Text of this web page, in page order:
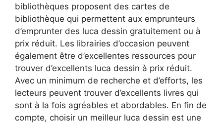
bibliothèques proposent des cartes de
bibliothèque qui permettent aux emprunteurs
d’emprunter des luca dessin gratuitement ou à
prix réduit. Les librairies d’occasion peuvent
également être d’excellentes ressources pour
trouver d’excellents luca dessin à prix réduit.
Avec un minimum de recherche et d’efforts, les
lecteurs peuvent trouver d’excellents livres qui
sont à la fois agréables et abordables. En fin de
compte, choisir un meilleur luca dessin est une